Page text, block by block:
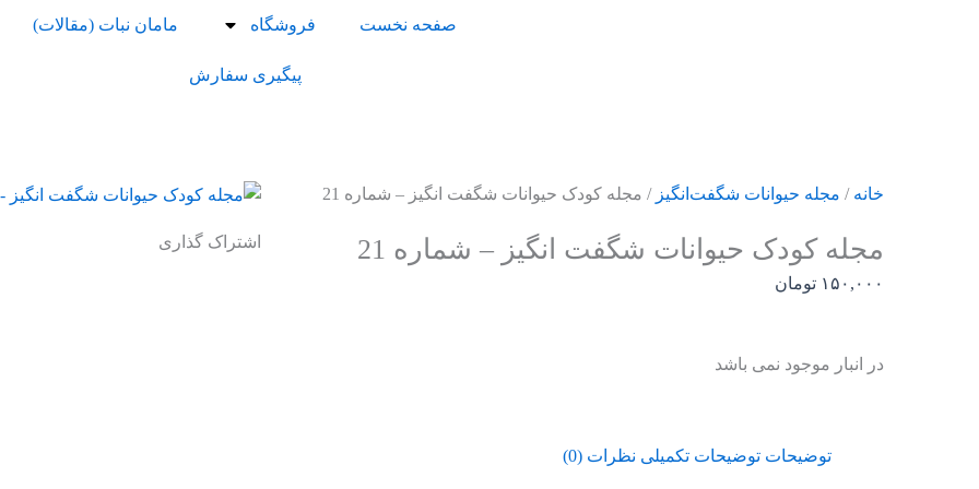
صفحه نخست فروشگاه مامان نبات (مقالات)
پیگیری سفارش
خانه / مجله حیوانات شگفت‌انگیز / مجله کودک حیوانات شگفت انگیز – شماره 21
مجله کودک حیوانات شگفت انگیز – شماره 21
۱۵۰,۰۰۰ تومان
در انبار موجود نمی باشد
اشتراک گذاری
توضیحات توضیحات تکمیلی نظرات (0)